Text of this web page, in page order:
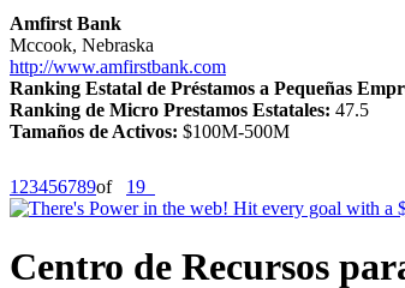
Amfirst Bank
Mccook, Nebraska
http://www.amfirstbank.com
Ranking Estatal de Préstamos a Pequeñas
Ranking de Micro Prestamos Estatales: 47.5
Tamaños de Activos: $100M-500M
1 23456789of 19
Centro de Recursos